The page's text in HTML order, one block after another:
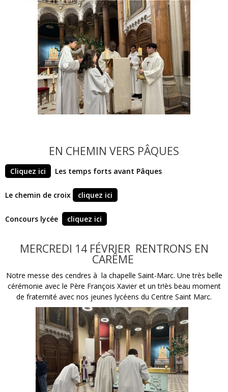
EN CHEMIN VERS PÂQUES
Cliquez ici Les temps forts avant Pâques
Le chemin de croix cliquez ici
Concours lycée cliquez ici
MERCREDI 14 FÉVRIER RENTRONS EN
CARÊME
Notre messe des cendres à la chapelle Saint-Marc. Une très belle
cérémonie avec le Père François Xavier et un tr!ès beau moment
de fraternité avec nos jeunes lycéens du Centre Saint Marc.